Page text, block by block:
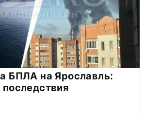
БПЛА на Ярославль: